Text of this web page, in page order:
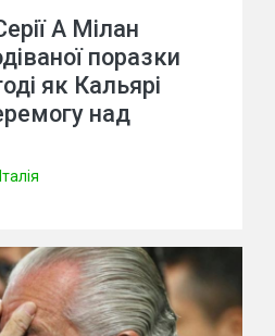
А Мілан
поразки
як Кальярі
над
Італія